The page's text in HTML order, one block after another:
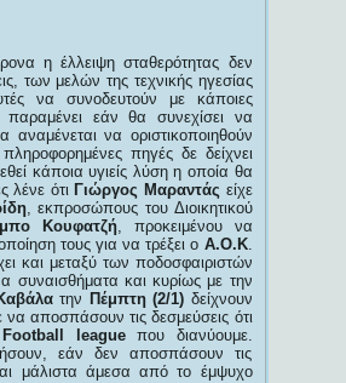
η έλλειψη σταθερότητας δεν
των μελών της τεχνικής ηγεσίας
να συνοδευτούν με κάποιες
εάν θα συνεχίσει να
να οριστικοποιηθούν
πηγές δε δείχνει
κάποια υγιείς λύση η οποία θα
λένε ότι Γιώργος Μαραντάς είχε
, εκπροσώπους του Διοικητικού
Κουφατζή, προκειμένου να
τους για να τρέξει ο Α.Ο.Κ.
και μεταξύ των ποδοσφαιριστών
συναισθήματα και κυρίως με την
την Πέμπτη (2/1) δείχνουν
αποσπάσουν τις δεσμεύσεις ότι
Football leagueπου διανύουμε.
εάν δεν αποσπάσουν τις
μάλιστα άμεσα από το έμψυχο